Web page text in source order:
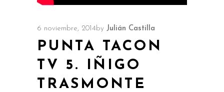
6 noviembre, 2014 by Julián Castilla
PUNTA TACON
TV 5. IÑIGO
TRASMONTE